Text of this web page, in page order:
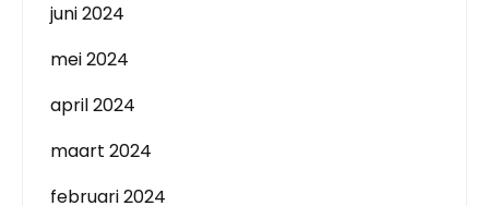
juni 2024
mei 2024
april 2024
maart 2024
februari 2024